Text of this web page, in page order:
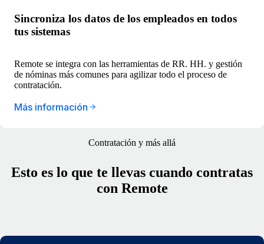
Sincroniza los datos de los empleados en todos
tus sistemas
Remote se integra con las herramientas de RR. HH. y gestión
de nóminas más comunes para agilizar todo el proceso de
contratación.
Más información
Contratación y más allá
Esto es lo que te llevas cuando contratas
con Remote